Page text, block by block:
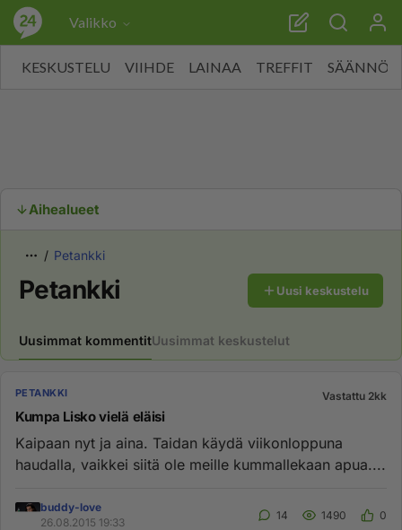
Valikko
KESKUSTELU VIIHDE LAINAA TREFFIT SÄÄNNÖT
Aihealueet
Petankki
Petankki Uusi keskustelu
Uusimmat kommentitUusimmat keskustelut
PETANKKI Vastattu 2kk
Kumpa Lisko vielä eläisi
Kaipaan nyt ja aina. Taidan käydä viikonloppuna
haudalla, vaikkei siitä ole meille kummallekaan apua....
buddy-love
26.08.2015 19:33
14 1490 0